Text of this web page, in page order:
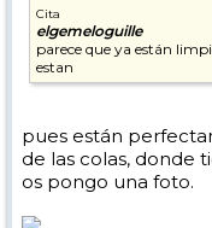
Cita
elgemeloguille
parece que ya están
estan
pues están
de las colas, donde
os pongo una foto.